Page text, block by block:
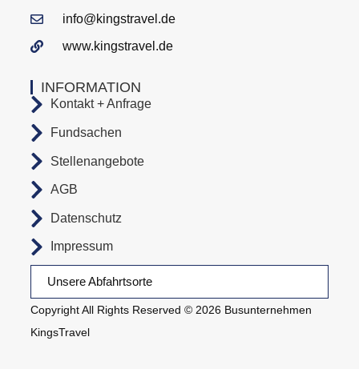
Copyright All Rights Reserved © 2026 Busunternehmen
KingsTravel
Unsere Abfahrtsorte
INFORMATION
Kontakt + Anfrage
Fundsachen
Stellenangebote
AGB
Datenschutz
Impressum
info@kingstravel.de
www.kingstravel.de